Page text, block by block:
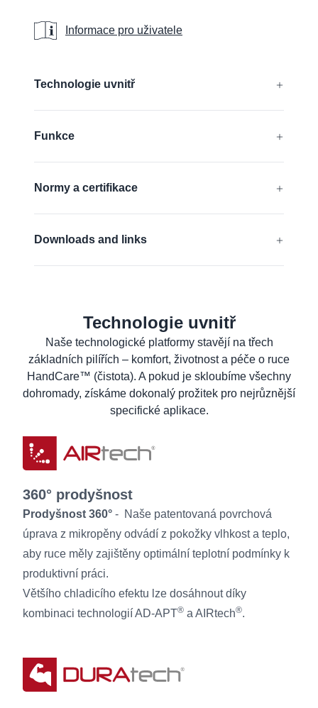
Informace pro uživatele
Informace pro uživatele
Technologie uvnitř
GRIPtech
Funkce
Normy a certifikace
Zjistěte více
Downloads and links
potravinami
Materiálový bezpečnostní list
Datový list výrobku
Pokyny k praní
Informace pro uživatele
Technologie uvnitř
Naše technologické platformy stavějí na třech
základních pilířích – komfort, životnost a péče o ruce
HandCare™ (čistota). A pokud je skloubíme všechny
dohromady, získáme dokonalý prožitek pro nejrůznější
specifické aplikace.
360° prodyšnost
Prodyšnost 360° - Naše patentovaná povrchová
úprava z mikropěny odvádí z pokožky vlhkost a teplo,
aby ruce měly zajištěny optimální teplotní podmínky k
produktivní práci.
Většího chladicího efektu lze dosáhnout díky
kombinaci technologií AD-APT® a AIRtech®.